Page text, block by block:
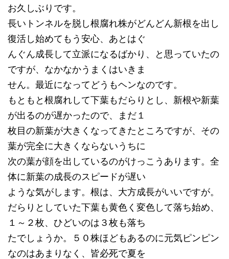
お久しぶりです。
長いトンネルを脱し根腐れ株がどんどん新根を出し
復活し始めてもう安心、あとはぐ
んぐん成長して立派になるばかり、と思っていたの
ですが、なかなかうまくはいきま
せん。最近になってどうもヘンなのです。
もともと根腐れして下葉もだらりとし、新根や新葉
が出るのが遅かったので、まだ１
枚目の新葉が大きくなってきたところですが、その
葉が完全に大きくならないうちに
次の葉が顔を出しているのがけっこうあります。全
体に新葉の成長のスピードが遅い
ような気がします。根は、大方成長がいいですが。
だらりとしていた下葉も黄色く変色して落ち始め、
１～２枚、ひどいのは３枚も落ち
たでしょうか。５０株ほどもあるのに元気ピンピン
なのはあまりなく、皆必死で夏を